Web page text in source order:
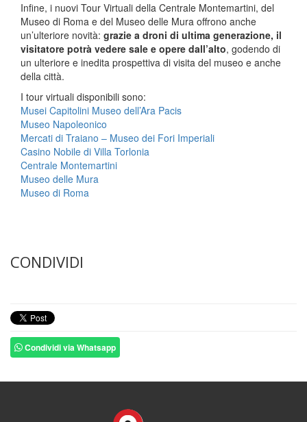
Infine, i nuovi Tour Virtuali della Centrale Montemartini, del
Museo di Roma e del Museo delle Mura offrono anche
un’ulteriore novità: grazie a droni di ultima generazione, il
visitatore potrà vedere sale e opere dall’alto, godendo di
un ulteriore e inedita prospettiva di visita del museo e anche
della città.
I tour virtuali disponibili sono:
Musei Capitolini Museo dell’Ara Pacis
Museo Napoleonico
Mercati di Traiano – Museo dei Fori Imperiali
Casino Nobile di Villa Torlonia
Centrale Montemartini
Museo delle Mura
Museo di Roma
CONDIVIDI
Condividi via Whatsapp